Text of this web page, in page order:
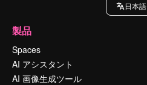
日本語
製品
Spaces
AI アシスタント
AI 画像生成ツール